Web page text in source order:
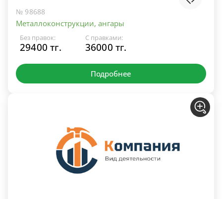
№ 98688
Металлоконструкции, ангары
Без правок:
29400 тг.
С правками:
36000 тг.
Подробнее